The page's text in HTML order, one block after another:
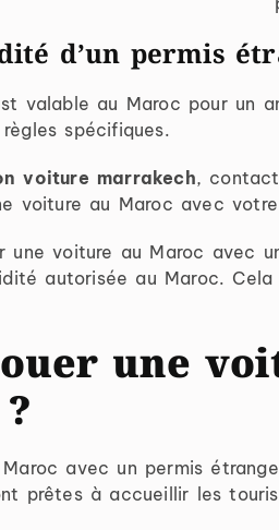
d’un permis
valable au Maroc pour un
spécifiques.
voiture marrakech,
voiture au Maroc avec
une voiture au Maroc avec
autorisée au Maroc.
une
avec un permis
prêtes à accueillir les